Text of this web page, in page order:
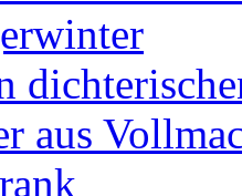
aus